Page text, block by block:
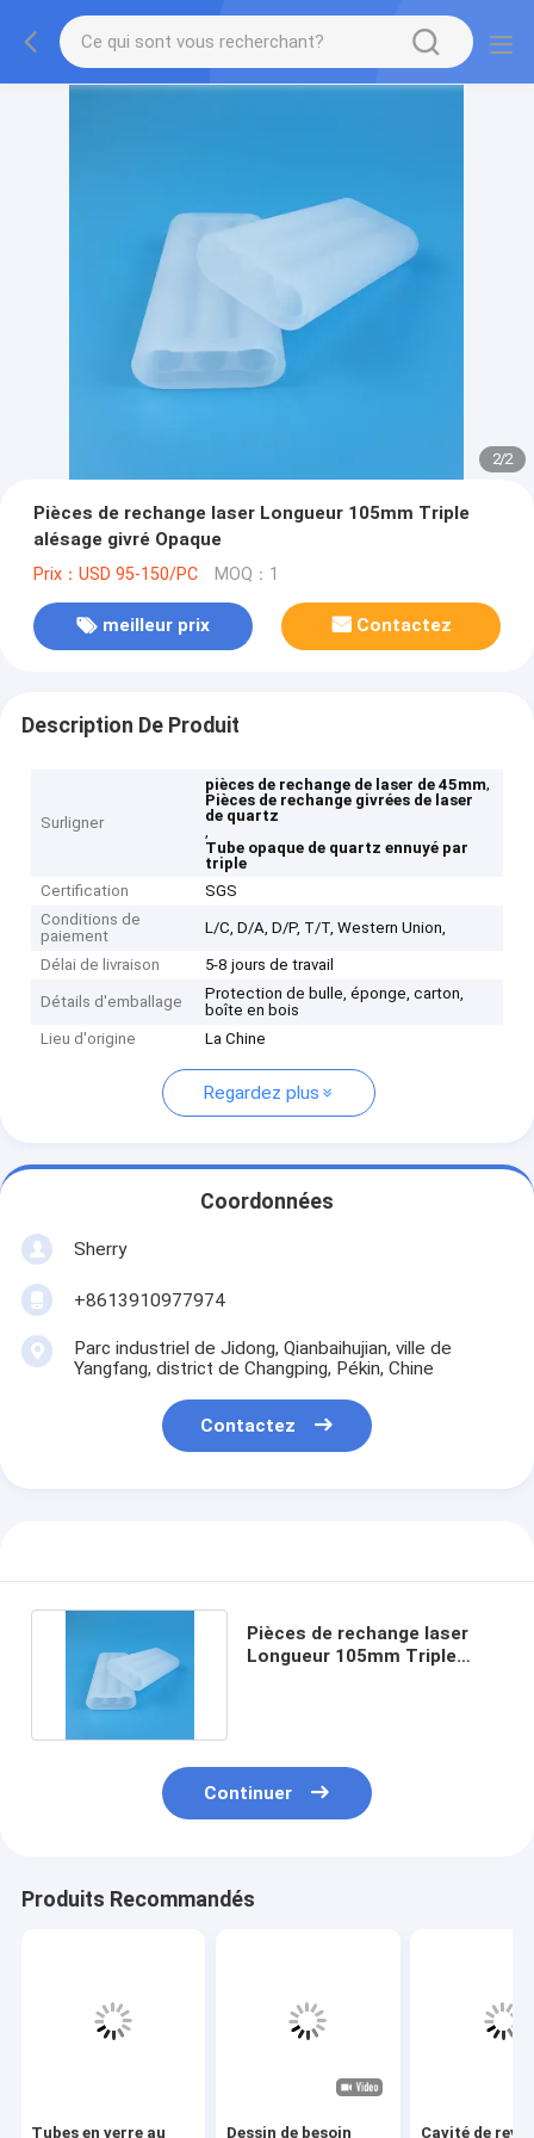
2/2
Pièces de rechange laser Longueur 105mm Triple
alésage givré Opaque
Prix：USD 95-150/PC MOQ：1
meilleur prix Contactez
Description De Produit
Surligner
pièces de rechange de laser de 45mm,
Pièces de rechange givrées de laser
de quartz
,
Tube opaque de quartz ennuyé par
triple
Certification
SGS
Conditions de
paiement
L/C, D/A, D/P, T/T, Western Union,
Délai de livraison 5-8 jours de travail
Détails d'emballage
Protection de bulle, éponge, carton,
boîte en bois
Lieu d'origine
La Chine
Regardez plus
Coordonnées
Sherry
+8613910977974
Parc industriel de Jidong, Qianbaihujian, ville de
Yangfang, district de Changping, Pékin, Chine
Contactez
Pièces de rechange laser
Longueur 105mm Triple
Continuer
Produits Recommandés
Tubes en verre au Dessin de besoin Cavité de